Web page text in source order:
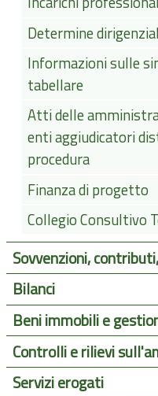
Determine
Informazioni sulle
tabellare
Atti delle
enti aggiudicatori
procedura
Finanza di progetto
Collegio Consultivo
Sovvenzioni,
Bilanci
Beni immobili e
Controlli e rilievi
Servizi erogati